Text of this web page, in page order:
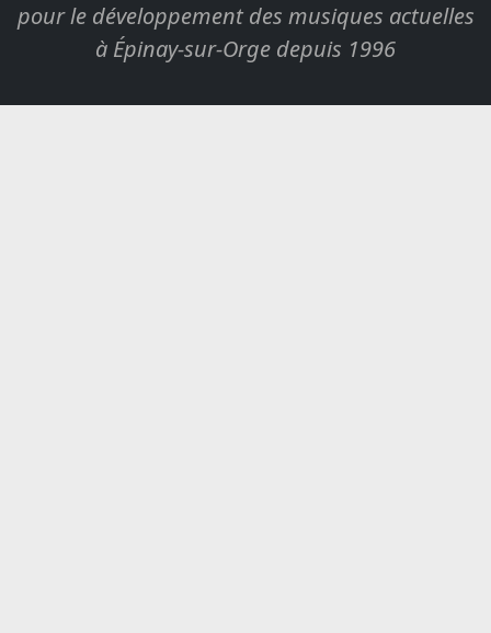
pour le développement des musiques actuelles
à Épinay-sur-Orge depuis 1996